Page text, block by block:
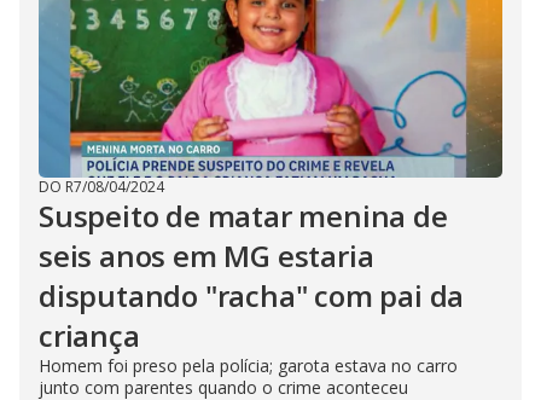
DO R7/08/04/2024
Suspeito de matar menina de
seis anos em MG estaria
disputando "racha" com pai da
criança
Homem foi preso pela polícia; garota estava no carro
junto com parentes quando o crime aconteceu